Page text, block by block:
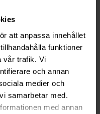
att anpassa innehållet
funktioner
vår trafik. Vi
och annan
medier och
samarbetar med.
med annan
Mockberg
2 399 kr
ett hållbart